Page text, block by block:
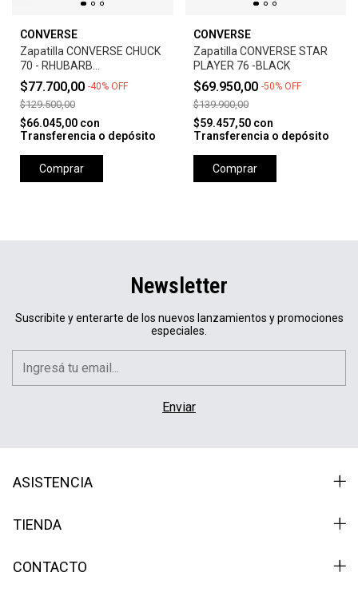
CONVERSE
Zapatilla CONVERSE CHUCK
70 - RHUBARB
PIE/EGRET/BLACK
$77.700,00 -40% OFF
$129.500,00
$66.045,00 con
Transferencia o depósito
Comprar
CONVERSE
Zapatilla CONVERSE STAR
PLAYER 76 -BLACK
$69.950,00 -50% OFF
$139.900,00
$59.457,50 con
Transferencia o depósito
Comprar
Newsletter
Suscribite y enterarte de los nuevos lanzamientos y promociones
especiales.
ASISTENCIA
TIENDA
CONTACTO